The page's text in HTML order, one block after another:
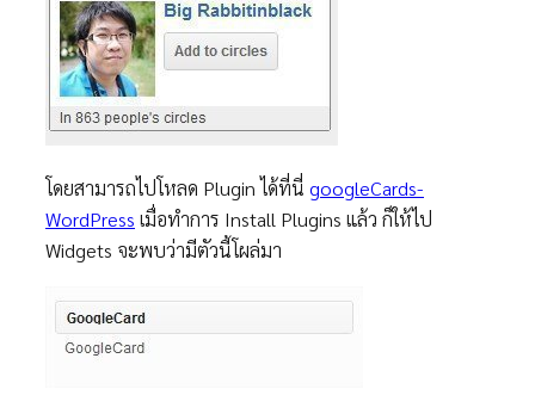
โดยสามารถไปโหลด Plugin ได้ที่นี่ googleCards-
WordPress เมื่อทำการ Install Plugins แล้ว ก็ให้ไป
Widgets จะพบว่ามีตัวนี้โผล่มา